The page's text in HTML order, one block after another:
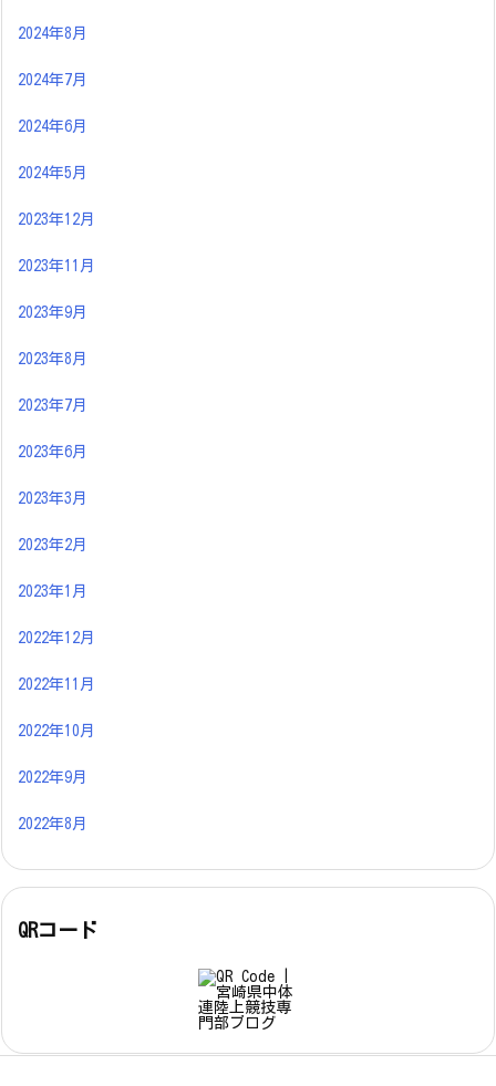
2024年8月
2024年7月
2024年6月
2024年5月
2023年12月
2023年11月
2023年9月
2023年8月
2023年7月
2023年6月
2023年3月
2023年2月
2023年1月
2022年12月
2022年11月
2022年10月
2022年9月
2022年8月
QRコード